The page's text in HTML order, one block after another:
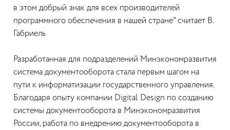
в этом добрый знак для всех производителей
программного обеспечения в нашей стране" считает В.
Габриель
Разработанная для подразделений Минэкономразвития
система документооборота стала первым шагом на
пути к информатизации государственного управления.
Благодаря опыту компании Digital Design по созданию
системы документооборота в Минэкономразвития
России, работа по внедрению документооборота в